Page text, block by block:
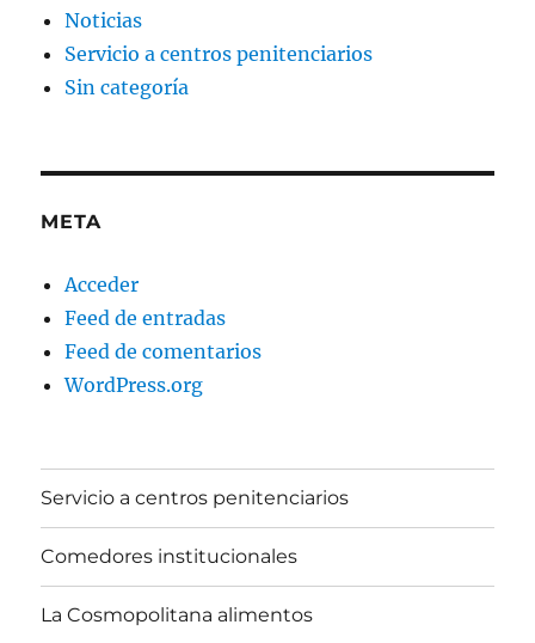
Noticias
Servicio a centros penitenciarios
Sin categoría
META
Acceder
Feed de entradas
Feed de comentarios
WordPress.org
Servicio a centros penitenciarios
Comedores institucionales
La Cosmopolitana alimentos